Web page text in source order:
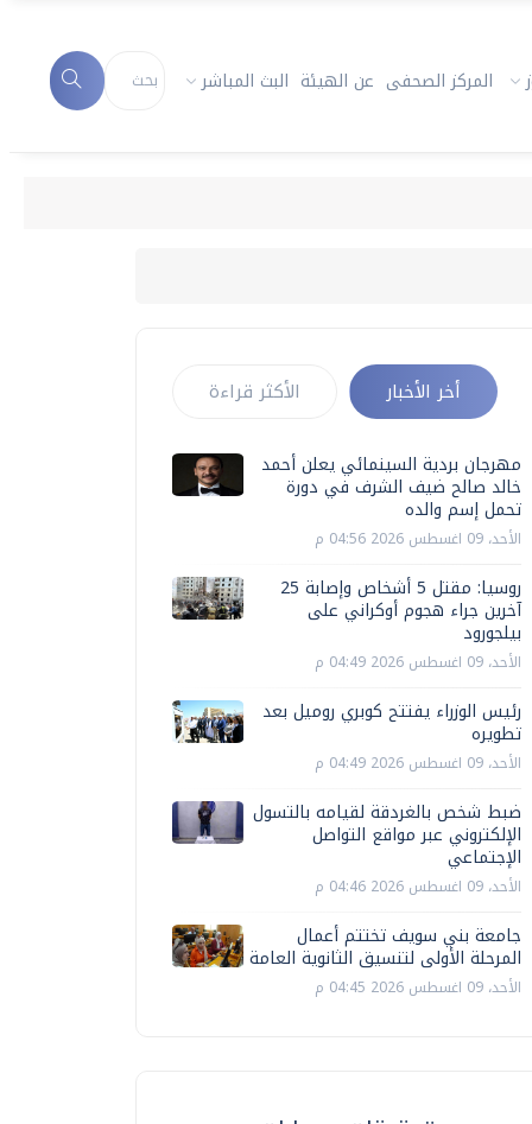
المركز الصحفى عن الهيئة البث المباشر
أخر الأخبار الأكثر قراءة
مهرجان بردية السينمائي يعلن أحمد
خالد صالح ضيف الشرف في دورة
تحمل إسم والده
الأحد، 09 اغسطس 2026 04:56 م
روسيا: مقتل 5 أشخاص وإصابة 25
آخرين جراء هجوم أوكراني على
بيلجورود
الأحد، 09 اغسطس 2026 04:49 م
رئيس الوزراء يفتتح كوبري روميل بعد
تطويره
الأحد، 09 اغسطس 2026 04:49 م
ضبط شخص بالغردقة لقيامه بالتسول
الإلكتروني عبر مواقع التواصل
الإجتماعي
الأحد، 09 اغسطس 2026 04:46 م
جامعة بني سويف تختتم أعمال
المرحلة الأولى لتنسيق الثانوية العامة
الأحد، 09 اغسطس 2026 04:45 م